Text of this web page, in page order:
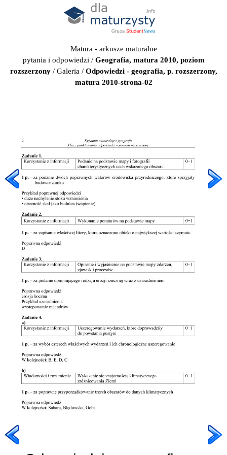
Matura - arkusze maturalne
pytania i odpowiedzi / Geografia, matura 2010, poziom
rozszerzony/ Galeria / Odpowiedzi - geografia, p. rozszerzony,
matura 2010-strona-02